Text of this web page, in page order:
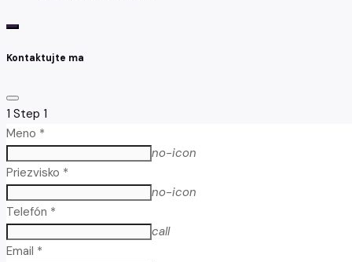
Kontaktujte ma
1 Step 1
Meno *
no-icon
Priezvisko *
no-icon
Telefón *
call
Email *